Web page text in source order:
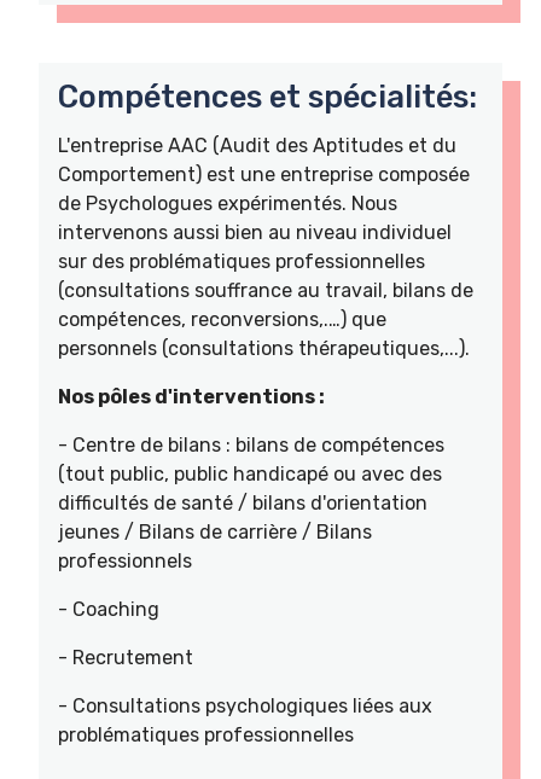
Compétences et spécialités:
L'entreprise AAC (Audit des Aptitudes et du
Comportement) est une entreprise composée
de Psychologues expérimentés. Nous
intervenons aussi bien au niveau individuel
sur des problématiques professionnelles
(consultations souffrance au travail, bilans de
compétences, reconversions,.…) que
personnels (consultations thérapeutiques,...).
Nos pôles d'interventions :
- Centre de bilans : bilans de compétences
(tout public, public handicapé ou avec des
difficultés de santé / bilans d'orientation
jeunes / Bilans de carrière / Bilans
professionnels
- Coaching
- Recrutement
- Consultations psychologiques liées aux
problématiques professionnelles